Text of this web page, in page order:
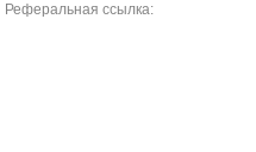
Реферальная ссылка: